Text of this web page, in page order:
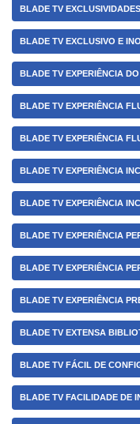
BLADE TV EXCLUSIVIDADES
BLADE TV EXCLUSIVO E
BLADE TV EXPERIÊNCIA
BLADE TV EXPERIÊNCIA
BLADE TV EXPERIÊNCIA
BLADE TV EXPERIÊNCIA
BLADE TV EXPERIÊNCIA
BLADE TV EXPERIÊNCIA
BLADE TV EXPERIÊNCIA
BLADE TV EXPERIÊNCIA
BLADE TV EXTENSA
BLADE TV FÁCIL DE
BLADE TV FACILIDADE DE